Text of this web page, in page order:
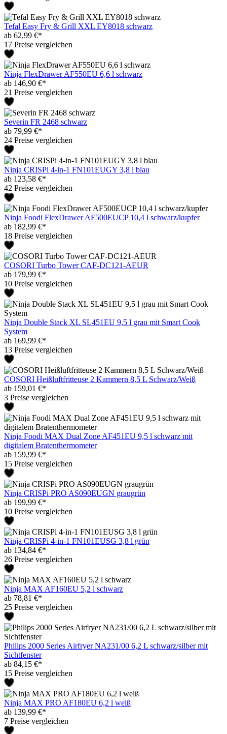
Tefal Easy Fry & Grill XXL EY8018 schwarz
ab 62,99 €*
17 Preise vergleichen
Ninja FlexDrawer AF550EU 6,6 l schwarz
ab 146,90 €*
21 Preise vergleichen
Severin FR 2468 schwarz
ab 79,99 €*
24 Preise vergleichen
Ninja CRISPi 4-in-1 FN101EUGY 3,8 l blau
ab 123,58 €*
42 Preise vergleichen
Ninja Foodi FlexDrawer AF500EUCP 10,4 l schwarz/kupfer
ab 182,99 €*
18 Preise vergleichen
COSORI Turbo Tower CAF-DC121-AEUR
ab 179,99 €*
10 Preise vergleichen
Ninja Double Stack XL SL451EU 9,5 l grau mit Smart Cook
System
ab 169,99 €*
13 Preise vergleichen
COSORI Heißluftfritteuse 2 Kammern 8,5 L Schwarz/Weiß
ab 159,01 €*
3 Preise vergleichen
Ninja Foodi MAX Dual Zone AF451EU 9,5 l schwarz mit
digitalem Bratenthermometer
ab 159,99 €*
15 Preise vergleichen
Ninja CRISPi PRO AS090EUGN graugrün
ab 199,99 €*
10 Preise vergleichen
Ninja CRISPi 4-in-1 FN101EUSG 3,8 l grün
ab 134,84 €*
26 Preise vergleichen
Ninja MAX AF160EU 5,2 l schwarz
ab 78,81 €*
25 Preise vergleichen
Philips 2000 Series Airfryer NA231/00 6,2 L schwarz/silber mit
Sichtfenster
ab 84,15 €*
15 Preise vergleichen
Ninja MAX PRO AF180EU 6,2 l weiß
ab 139,99 €*
7 Preise vergleichen